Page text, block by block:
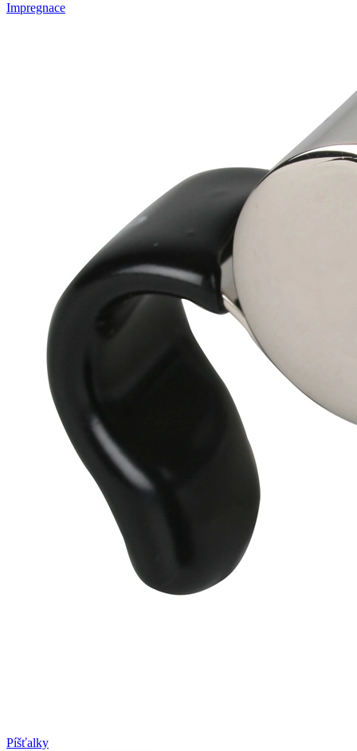
Impregnace
Píšťalky